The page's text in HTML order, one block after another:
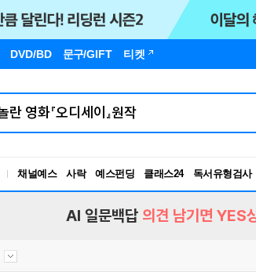
DVD/BD 문구/GIFT 티켓
채널예스 사락 예스펀딩 클래스24
RBTI Lab
독서유형검사
AI 일문백답 의견 남기면 YES